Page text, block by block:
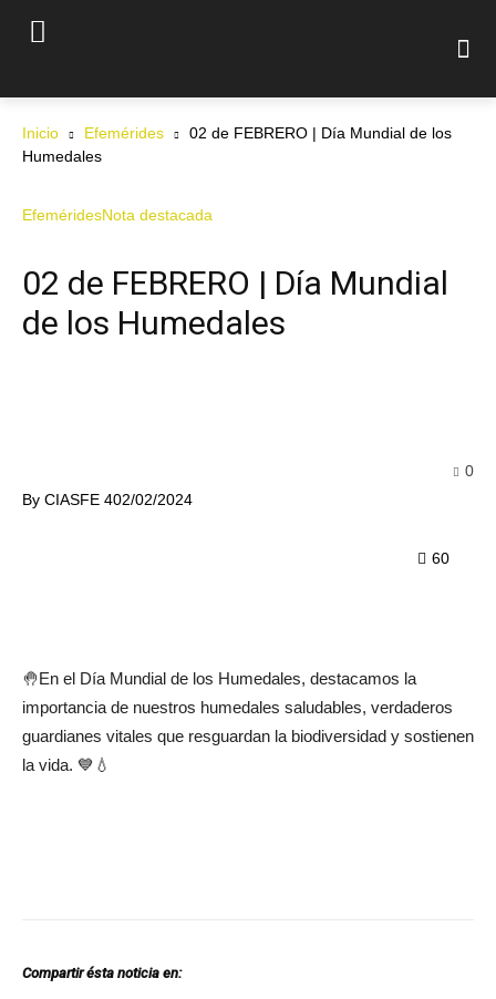
Inicio Efemérides
02 de FEBRERO | Día Mundial de los
Humedales
EfeméridesNota destacada
02 de FEBRERO | Día Mundial
de los Humedales
By CIASFE 402/02/2024
0
60
🤚En el Día Mundial de los Humedales, destacamos la
importancia de nuestros humedales saludables, verdaderos
guardianes vitales que resguardan la biodiversidad y sostienen
la vida. 💙💧
Compartir ésta noticia en: